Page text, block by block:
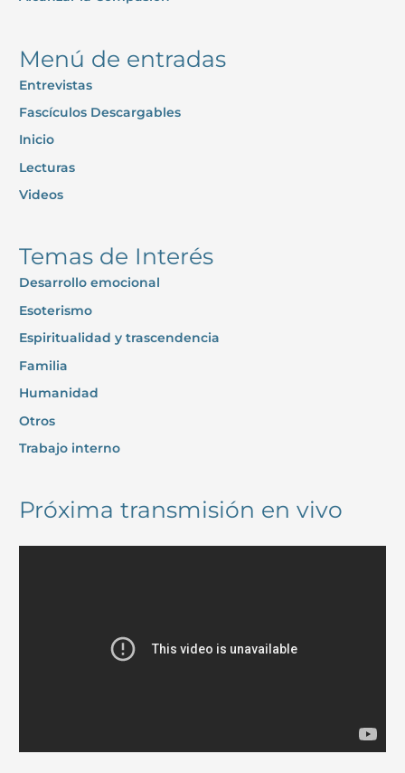
Menú de entradas
Entrevistas
Fascículos Descargables
Inicio
Lecturas
Videos
Temas de Interés
Desarrollo emocional
Esoterismo
Espiritualidad y trascendencia
Familia
Humanidad
Otros
Trabajo interno
Próxima transmisión en vivo